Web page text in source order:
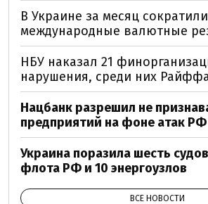
В Украине за месяц
международные валютные
НБУ наказал 21
нарушения, среди них
Нацбанк разрешил не
предприятий на фоне атак РФ
Украина поразила шесть
флота РФ и 10 энергоузлов
ВСЕ НОВОСТИ